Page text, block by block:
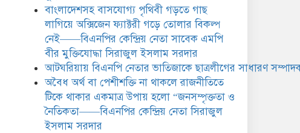
যে ঐক্যের মাধ্যমে ১৯৯১ সালে
বিএনপির সকলস্তরের নেতাকর্মীরা
ভঙ্গুর দলকে প্রতিষ্ঠা এবং নির্বাচন
করে স্বৈরাচারী শেখ হাসিনাকে
অপসারণ করেছিল সেই ঐক্যকেই
সুদৃঢ় করার আহবান জানিয়েছেন—- বিএনপির কেন্দ্রিয়
নির্বাহী কমিটির নেতা, সাবেক এমপি বীর মুক্তিযোদ্ধা
সিরাজুল ইসলাম সরদার
আদালত থেকে দেওয়া রিসিভার
নিয়োগের আদেশ অমান্য করে
বাংলাদেশসহ বাসযোগ্য পৃথিবী গড়তে গাছ
লাগিয়ে অক্সিজেন ফ্যাক্টরী গড়ে তোলার বিকল্প
নেই——বিএনপির কেন্দ্রিয় নেতা সাবেক এমপি
বীর মুক্তিযোদ্ধা সিরাজুল ইসলাম সরদার
আটঘরিয়ায় বিএনপি নেতার ভাতিজাকে ছাত্রলীগের সাধারণ
​​অবৈধ অর্থ বা পেশীশক্তি না থাকলে রাজনীতিতে
টিকে থাকার একমাত্র উপায় হলো “জনসম্পৃক্ততা ও
নৈতিকতা——বিএনপির কেন্দ্রিয় নেতা সিরাজুল
ইসলাম সরদার